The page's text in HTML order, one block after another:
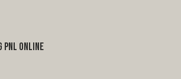
pnl online